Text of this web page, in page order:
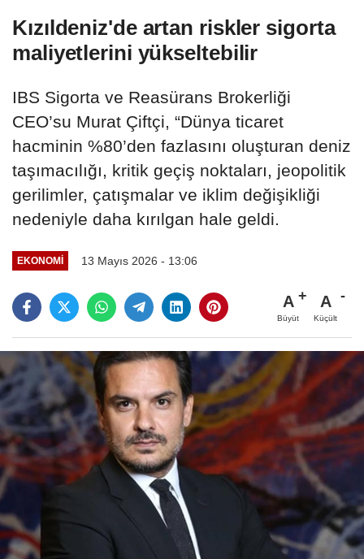
Kızıldeniz'de artan riskler sigorta
maliyetlerini yükseltebilir
IBS Sigorta ve Reasürans Brokerliği
CEO’su Murat Çiftçi, “Dünya ticaret
hacminin %80’den fazlasını oluşturan deniz
taşımacılığı, kritik geçiş noktaları, jeopolitik
gerilimler, çatışmalar ve iklim değişikliği
nedeniyle daha kırılgan hale geldi.
EKONOMI 13 Mayıs 2026 - 13:06
A
Büyüt
A
Küçült